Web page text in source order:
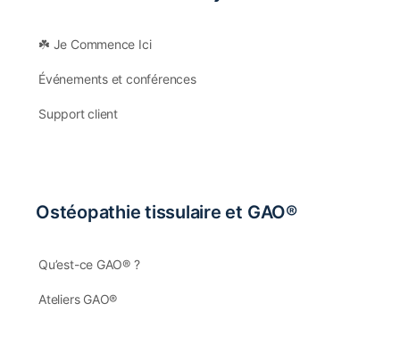
☘️ Je Commence Ici
Événements et conférences
Support client
Ostéopathie tissulaire et GAO®
Qu’est-ce GAO® ?
Ateliers GAO®